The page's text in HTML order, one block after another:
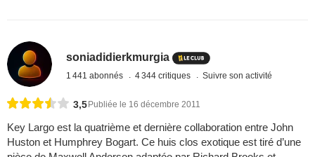
soniadidierkmurgia
1 441 abonnés 4 344 critiques Suivre son activité
3,5Publiée le 16 décembre 2011
Key Largo est la quatrième et dernière collaboration entre John
Huston et Humphrey Bogart. Ce huis clos exotique est tiré d’une